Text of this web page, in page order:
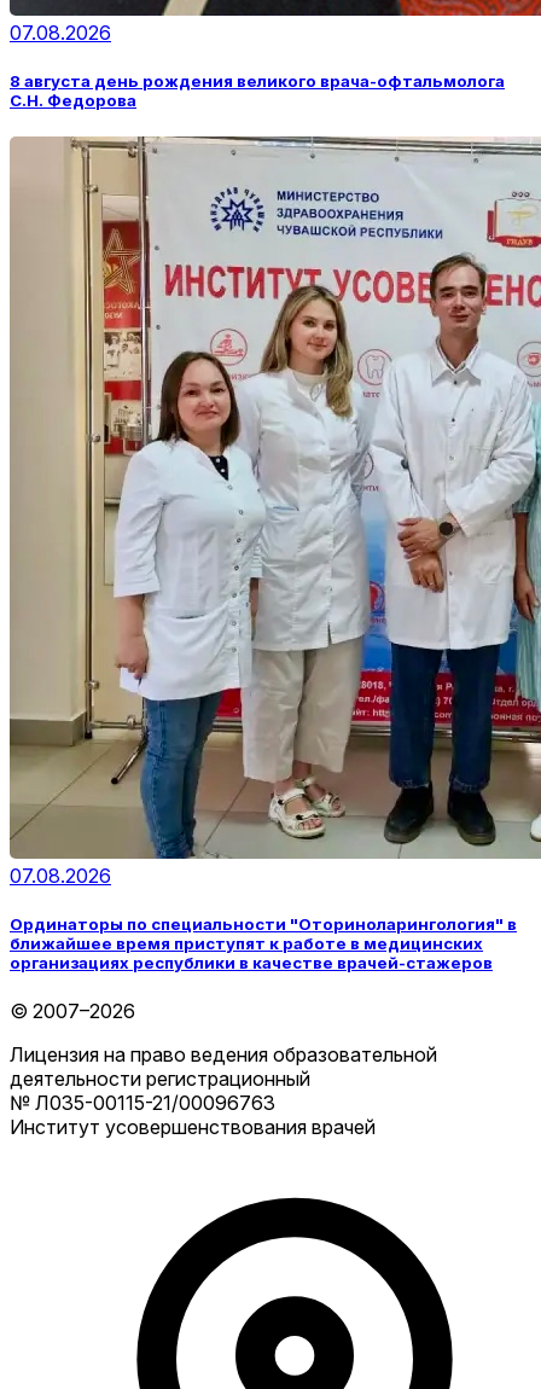
07.08.2026
8 августа день рождения великого врача-офтальмолога
С.Н. Федорова
07.08.2026
Ординаторы по специальности "Оториноларингология" в
ближайшее время приступят к работе в медицинских
организациях республики в качестве врачей-стажеров
© 2007–2026
Лицензия на право ведения образовательной
деятельности регистрационный
№ Л035-00115-21/00096763
Институт усовершенствования врачей